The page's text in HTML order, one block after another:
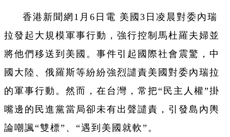
香港新聞網1月6日電 美國3日凌晨對委內瑞
拉發起大規模軍事行動，強行控制馬杜羅夫婦並
將他們移送到美國。事件引起國際社會震驚，中
國大陸、俄羅斯等紛紛強烈譴責美國對委內瑞拉
的軍事行動。然而，在台灣，常把“民主人權”掛
嘴邊的民進黨當局卻未有出聲譴責，引發島內輿
論嘲諷“雙標”、“遇到美國就軟”。